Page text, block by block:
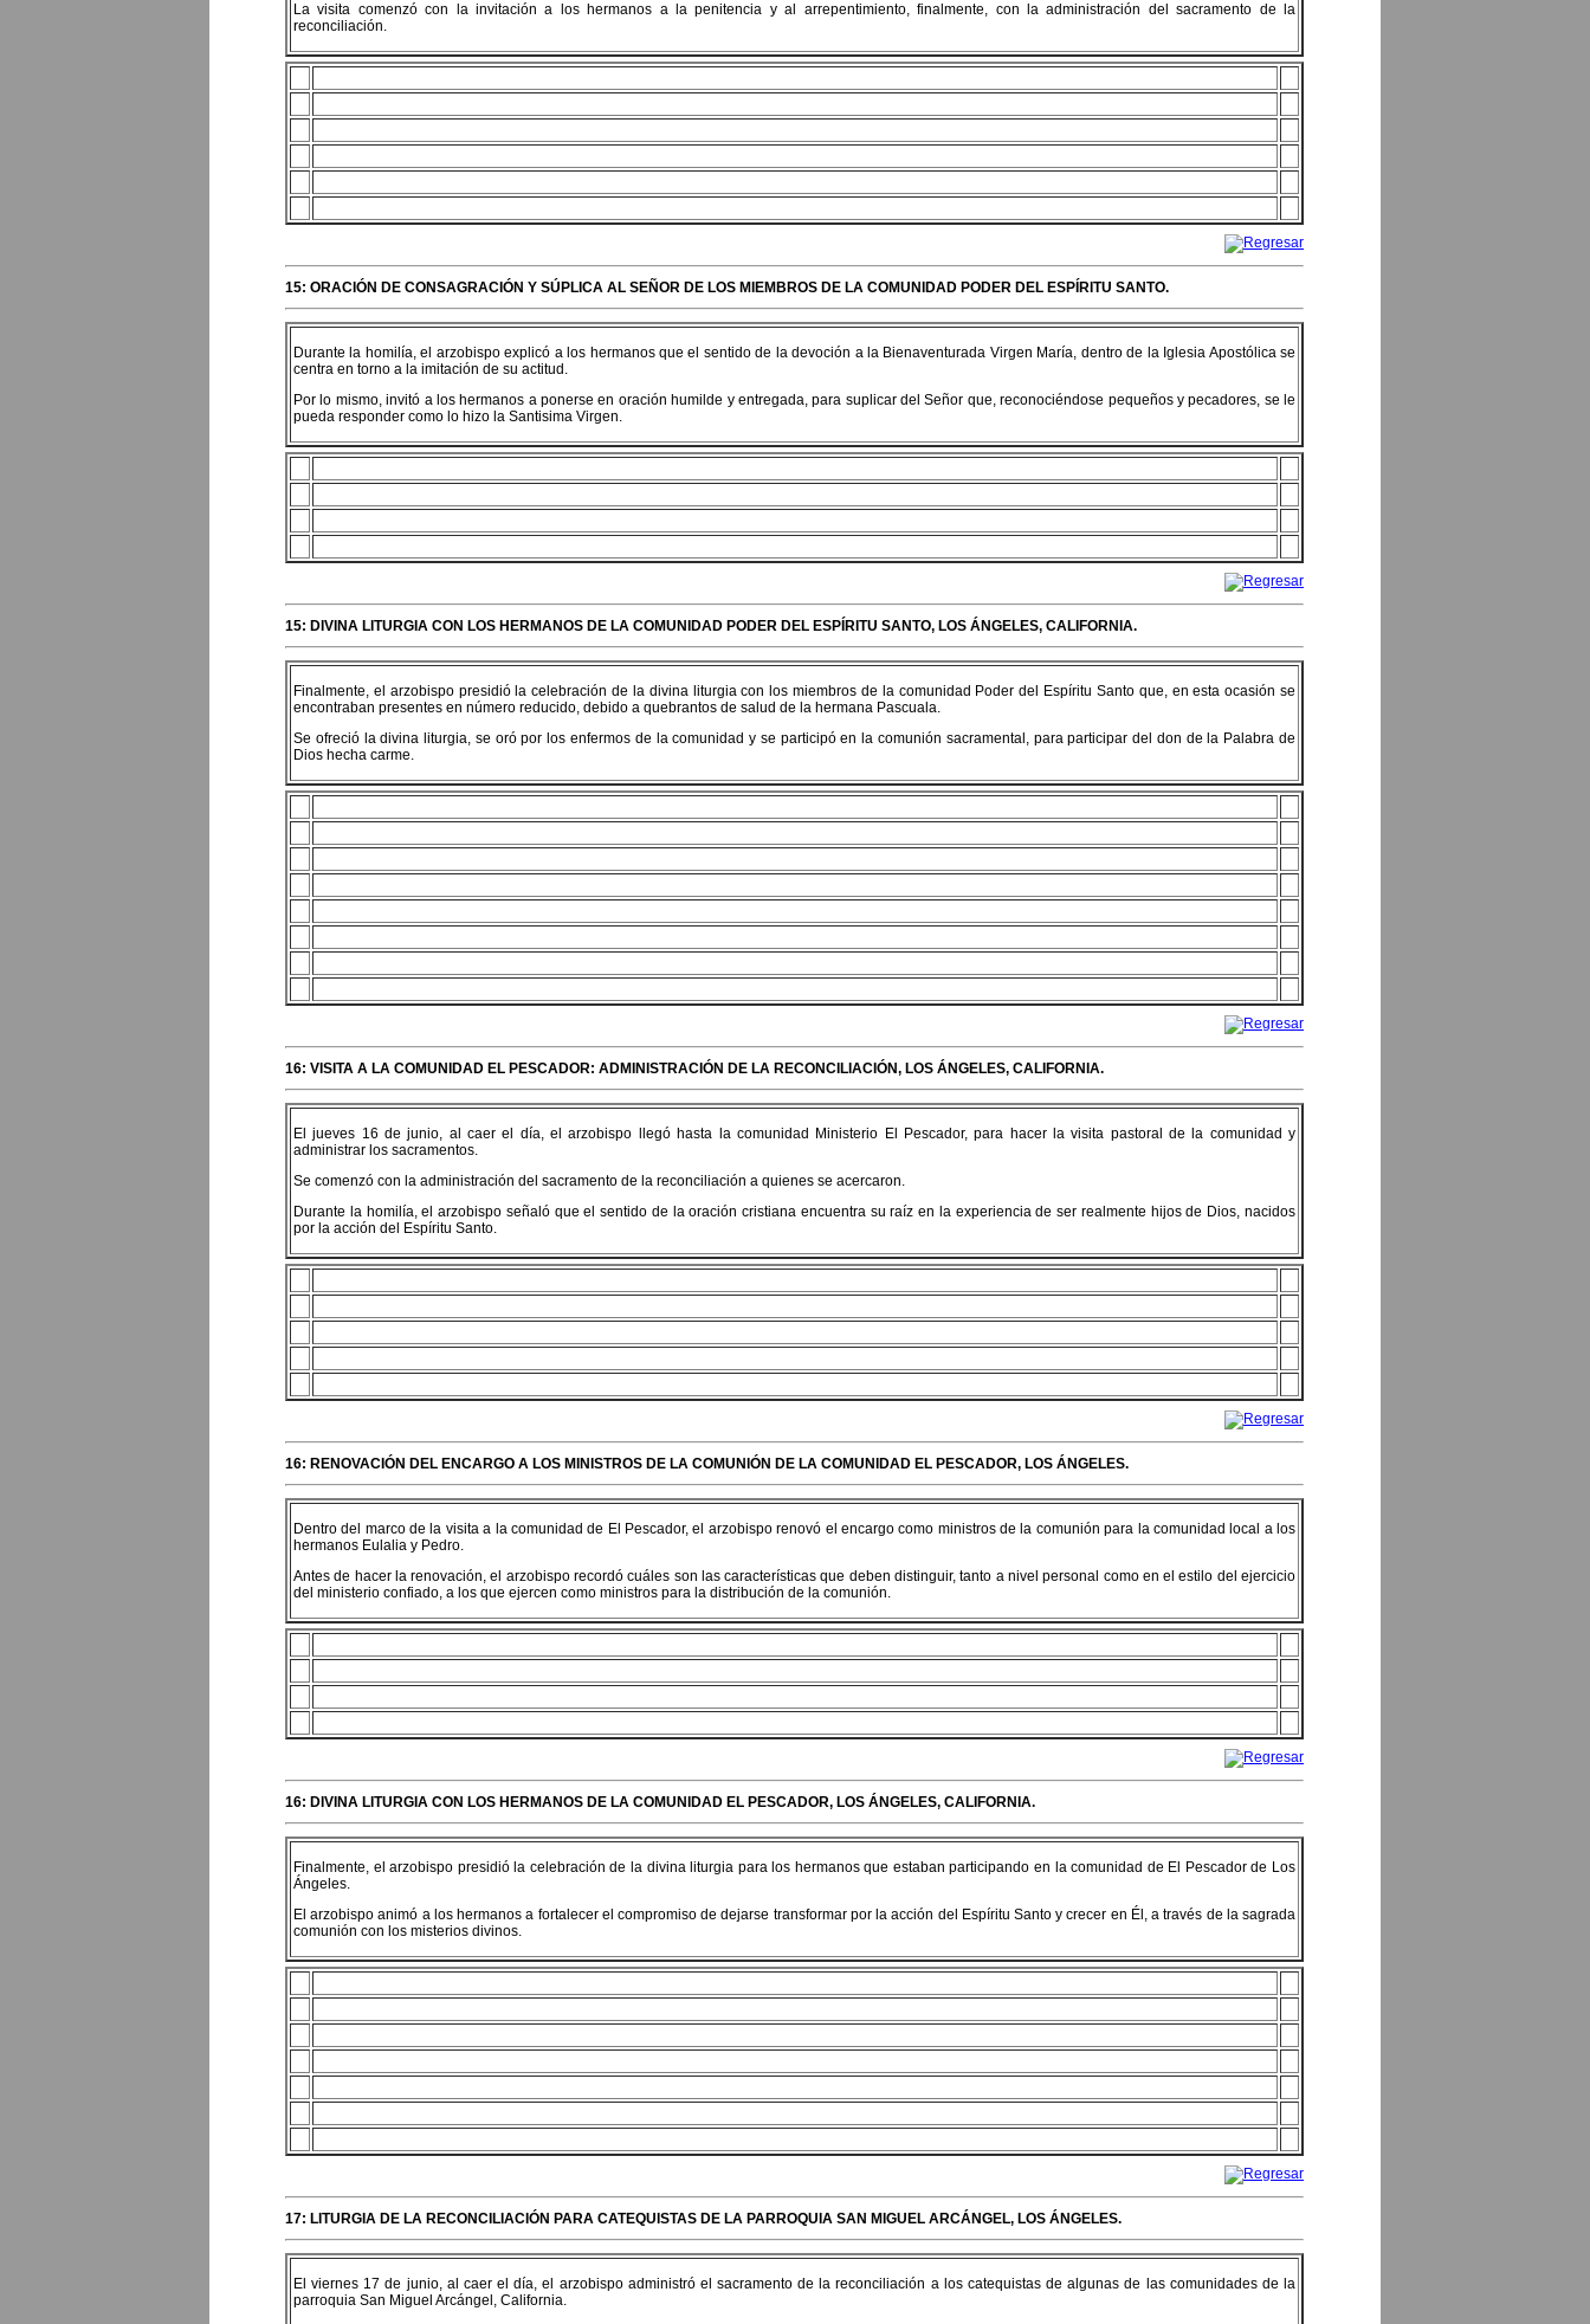
La visita comenzó con la invitación a los hermanos a la penitencia y al arrepentimiento, finalmente, con la administración del sacramento de la
reconciliación.
15: ORACIÓN DE CONSAGRACIÓN Y SÚPLICA AL SEÑOR DE LOS MIEMBROS DE LA COMUNIDAD PODER DEL ESPÍRITU SANTO.
Durante la homilía, el arzobispo explicó a los hermanos que el sentido de la devoción a la Bienaventurada Virgen María, dentro de la Iglesia Apostólica se
centra en torno a la imitación de su actitud.
Por lo mismo, invitó a los hermanos a ponerse en oración humilde y entregada, para suplicar del Señor que, reconociéndose pequeños y pecadores, se le
pueda responder como lo hizo la Santisima Virgen.
15: DIVINA LITURGIA CON LOS HERMANOS DE LA COMUNIDAD PODER DEL ESPÍRITU SANTO, LOS ÁNGELES, CALIFORNIA.
Finalmente, el arzobispo presidió la celebración de la divina liturgia con los miembros de la comunidad Poder del Espíritu Santo que, en esta ocasión se
encontraban presentes en número reducido, debido a quebrantos de salud de la hermana Pascuala.
Se ofreció la divina liturgia, se oró por los enfermos de la comunidad y se participó en la comunión sacramental, para participar del don de la Palabra de
Dios hecha carme.
16: VISITA A LA COMUNIDAD EL PESCADOR: ADMINISTRACIÓN DE LA RECONCILIACIÓN, LOS ÁNGELES, CALIFORNIA.
El jueves 16 de junio, al caer el día, el arzobispo llegó hasta la comunidad Ministerio El Pescador, para hacer la visita pastoral de la comunidad y
administrar los sacramentos.
Se comenzó con la administración del sacramento de la reconciliación a quienes se acercaron.
Durante la homilía, el arzobispo señaló que el sentido de la oración cristiana encuentra su raíz en la experiencia de ser realmente hijos de Dios, nacidos
por la acción del Espíritu Santo.
16: RENOVACIÓN DEL ENCARGO A LOS MINISTROS DE LA COMUNIÓN DE LA COMUNIDAD EL PESCADOR, LOS ÁNGELES.
Dentro del marco de la visita a la comunidad de El Pescador, el arzobispo renovó el encargo como ministros de la comunión para la comunidad local a los
hermanos Eulalia y Pedro.
Antes de hacer la renovación, el arzobispo recordó cuáles son las características que deben distinguir, tanto a nivel personal como en el estilo del ejercicio
del ministerio confiado, a los que ejercen como ministros para la distribución de la comunión.
16: DIVINA LITURGIA CON LOS HERMANOS DE LA COMUNIDAD EL PESCADOR, LOS ÁNGELES, CALIFORNIA.
Finalmente, el arzobispo presidió la celebración de la divina liturgia para los hermanos que estaban participando en la comunidad de El Pescador de Los
Ángeles.
El arzobispo animó a los hermanos a fortalecer el compromiso de dejarse transformar por la acción del Espíritu Santo y crecer en Él, a través de la sagrada
comunión con los misterios divinos.
17: LITURGIA DE LA RECONCILIACIÓN PARA CATEQUISTAS DE LA PARROQUIA SAN MIGUEL ARCÁNGEL, LOS ÁNGELES.
El viernes 17 de junio, al caer el día, el arzobispo administró el sacramento de la reconciliación a los catequistas de algunas de las comunidades de la
parroquia San Miguel Arcángel, California.